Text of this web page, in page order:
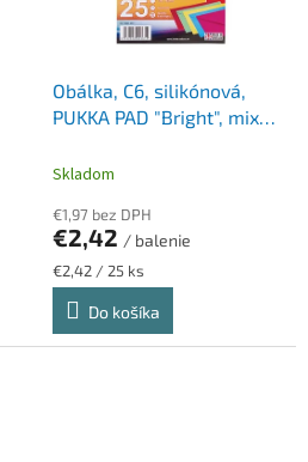
Obálka, C6, silikónová,
PUKKA PAD "Bright", mix
Skladom
€1,97 bez DPH
€2,42 / balenie
Jednotková
cena:
€2,42 / 25 ks
Do košíka